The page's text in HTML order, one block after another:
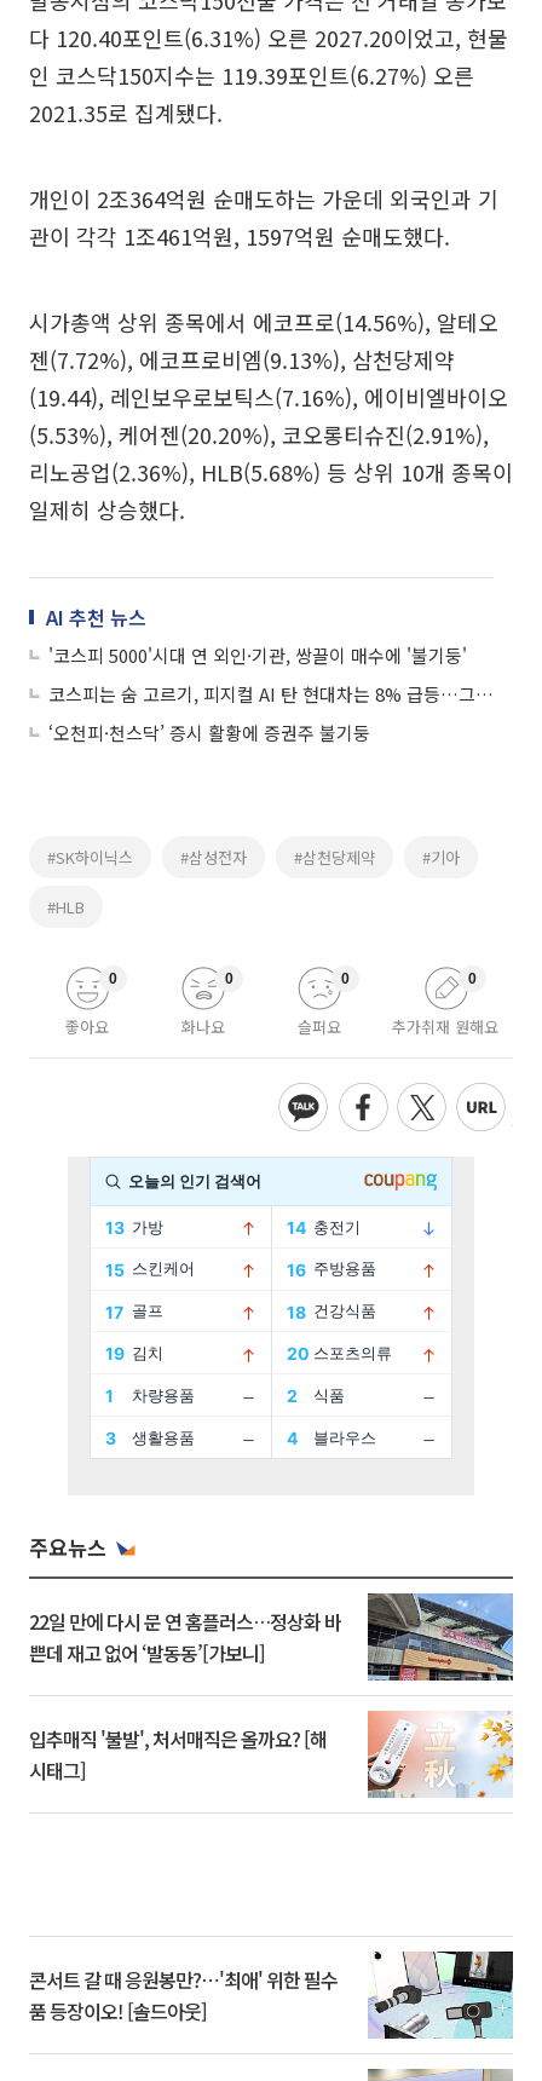
다 120.40포인트(6.31%) 오른 2027.20이었고, 현물
인 코스닥150지수는 119.39포인트(6.27%) 오른
2021.35로 집계됐다.
개인이 2조364억원 순매도하는 가운데 외국인과 기
관이 각각 1조461억원, 1597억원 순매도했다.
시가총액 상위 종목에서 에코프로(14.56%), 알테오
젠(7.72%), 에코프로비엠(9.13%), 삼천당제약
(19.44), 레인보우로보틱스(7.16%), 에이비엘바이오
(5.53%), 케어젠(20.20%), 코오롱티슈진(2.91%),
리노공업(2.36%), HLB(5.68%) 등 상위 10개 종목이
일제히 상승했다.
AI 추천 뉴스
'코스피 5000'시대 연 외인·기관, 쌍끌이 매수에 '불기둥'
코스피는 숨 고르기, 피지컬 AI 탄 현대차는 8% 급등…그룹주 ‘불기둥’
‘오천피·천스닥’ 증시 활황에 증권주 불기둥
#SK하이닉스 #삼성전자 #삼천당제약 #기아
#HLB
좋아요
0
화나요
0
슬퍼요
0
추가취재 원해요
0
주요뉴스
22일 만에 다시 문 연 홈플러스…정상화 바
쁜데 재고 없어 ‘발동동’[가보니]
입추매직 '불발', 처서매직은 올까요? [해
시태그]
콘서트 갈 때 응원봉만?⋯'최애' 위한 필수
품 등장이오! [솔드아웃]